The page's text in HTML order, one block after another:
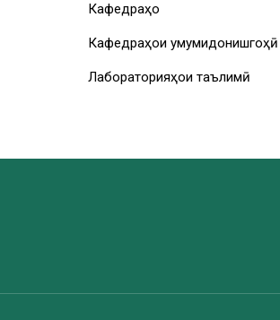
Кафедраҳо
Кафедраҳои умумидонишгоҳӣ
Лабораторияҳои таълимӣ